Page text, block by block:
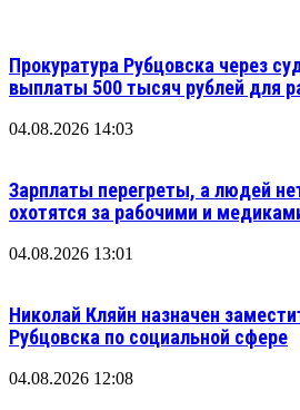
Прокуратура Рубцовска через
выплаты 500 тысяч рублей для
04.08.2026 14:03
Зарплаты перегреты, а людей
охотятся за рабочими и
04.08.2026 13:01
Николай Кляйн назначен
Рубцовска по социальной сфере
04.08.2026 12:08